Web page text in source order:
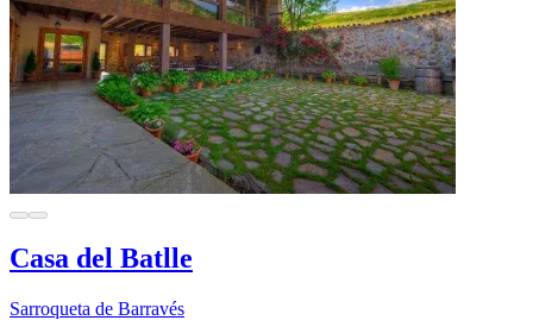
Casa del Batlle
Sarroqueta de Barravés